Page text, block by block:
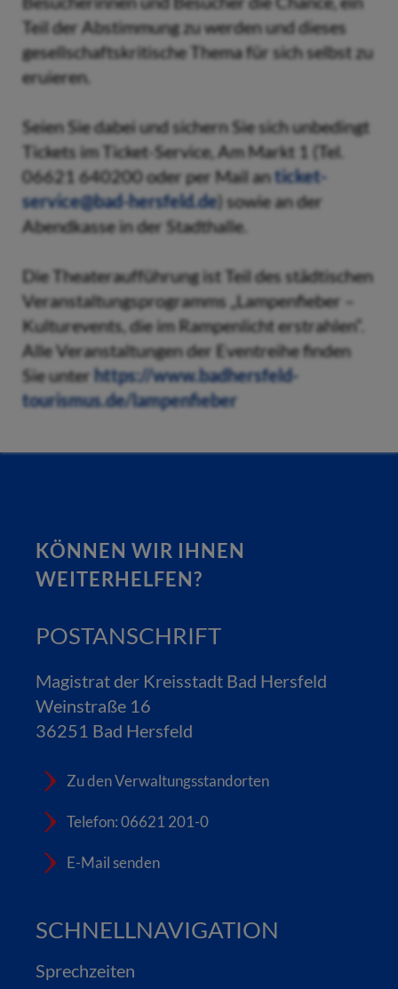
Teil der Abstimmung zu werden und dieses
gesellschaftskritische Thema für sich selbst zu
eruieren.
Seien Sie dabei und sichern Sie sich unbedingt
Tickets im Ticket-Service, Am Markt 1 (Tel.
06621 640200 oder per Mail anticket-
service@bad-hersfeld.de) sowie an der
Abendkasse in der Stadthalle.
Die Theateraufführung ist Teil des städtischen
Veranstaltungsprogramms „Lampenfieber –
Kulturevents, die im Rampenlicht erstrahlen“.
Alle Veranstaltungen der Eventreihe finden
Sie unter https://www.badhersfeld-
tourismus.de/lampenfieber
KÖNNEN WIR IHNEN
WEITERHELFEN?
POSTANSCHRIFT
Magistrat der Kreisstadt Bad Hersfeld
Weinstraße 16
36251 Bad Hersfeld
Zu den Verwaltungsstandorten
Telefon: 06621 201-0
E-Mail senden
SCHNELLNAVIGATION
Sprechzeiten